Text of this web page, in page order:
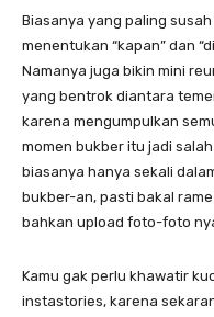
Biasanya yang paling
menentukan “kapan” dan
Namanya juga bikin mini
yang bentrok diantara
karena mengumpulkan
momen bukber itu jadi
biasanya hanya sekali
bukber-an, pasti bakal
bahkan upload foto-foto
Kamu gak perlu khawatir
instastories, karena